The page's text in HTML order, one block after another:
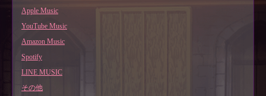
Apple Music
YouTube Music
Amazon Music
Spotify
LINE MUSIC
その他